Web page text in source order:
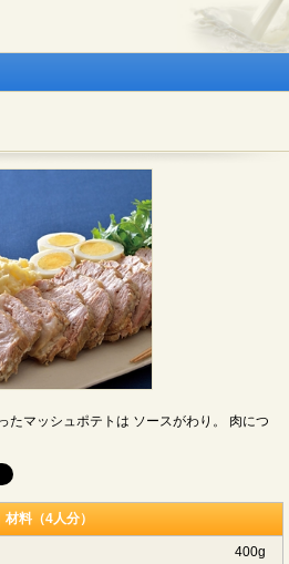
たマッシュポテトは ソースがわり。 肉につ
材料（4人分）
400g